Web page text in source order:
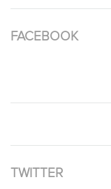
FACEBOOK
TWITTER